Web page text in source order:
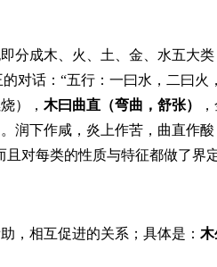
分成木、火、土、金、水五大类
对话：“五行：一曰水，二曰火
）， 木曰曲直（弯曲，舒张）
润下作咸，炎上作苦，曲直作
对每类的性质与特征都做了界定
，相互促进的关系；具体是： 木